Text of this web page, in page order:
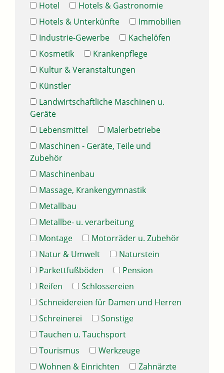
Hotel
Hotels & Gastronomie
Hotels & Unterkünfte
Immobilien
Industrie-Gewerbe
Kachelöfen
Kosmetik
Krankenpflege
Kultur & Veranstaltungen
Künstler
Landwirtschaftliche Maschinen u.
Geräte
Lebensmittel
Malerbetriebe
Maschinen - Geräte, Teile und
Zubehör
Maschinenbau
Massage, Krankengymnastik
Metallbau
Metallbe- u. verarbeitung
Montage
Motorräder u. Zubehör
Natur & Umwelt
Naturstein
Parkettfußböden
Pension
Reifen
Schlossereien
Schneidereien für Damen und Herren
Schreinerei
Sonstige
Tauchen u. Tauchsport
Tourismus
Werkzeuge
Wohnen & Einrichten
Zahnärzte